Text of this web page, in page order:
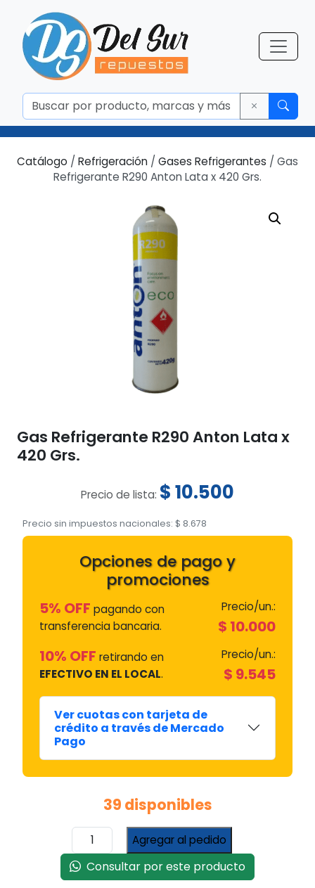
Catálogo / Refrigeración / Gases Refrigerantes / Gas
Refrigerante R290 Anton Lata x 420 Grs.
Gas Refrigerante R290 Anton Lata x
420 Grs.
Precio de lista: $10.500
Precio sin impuestos nacionales: $ 8.678
Opciones de pago y
promociones
5% OFF pagando con
transferencia bancaria.
Precio/un.:
$ 10.000
10% OFF retirando en
EFECTIVO EN EL LOCAL.
Precio/un.:
$ 9.545
Ver cuotas con tarjeta de
crédito a través de Mercado
Pago
39 disponibles
Gas
Refrigerante
R290
Anton
Agregar al pedido
Consultar por este producto